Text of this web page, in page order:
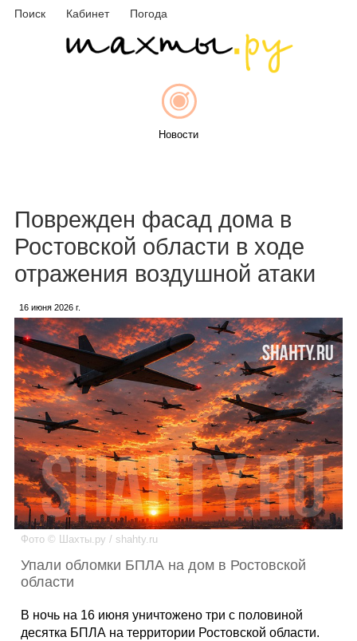
Поиск Кабинет Погода
Новости
Объявления
Каталог
Инфо
Гороскоп
Поврежден фасад дома в
Ростовской области в ходе
отражения воздушной атаки
16 июня 2026 г.
Фото © Шахты.ру / shahty.ru
Упали обломки БПЛА на дом в Ростовской
области
В ночь на 16 июня уничтожено три с половиной
десятка БПЛА на территории Ростовской области.